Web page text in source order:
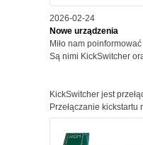
2026-02-24
Nowe urządzenia
Miło nam
Są nimi KickSwitcher
KickSwitcher jest
Przełączanie